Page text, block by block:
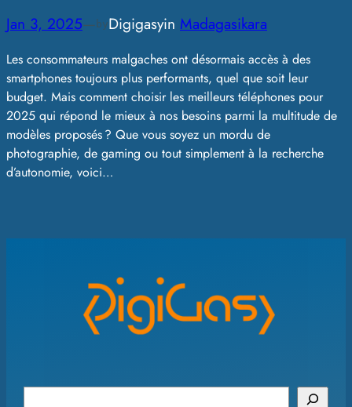
Jan 3, 2025— byDigigasyin Madagasikara
Les consommateurs malgaches ont désormais accès à des
smartphones toujours plus performants, quel que soit leur
budget. Mais comment choisir les meilleurs téléphones pour
2025 qui répond le mieux à nos besoins parmi la multitude de
modèles proposés ? Que vous soyez un mordu de
photographie, de gaming ou tout simplement à la recherche
d’autonomie, voici…